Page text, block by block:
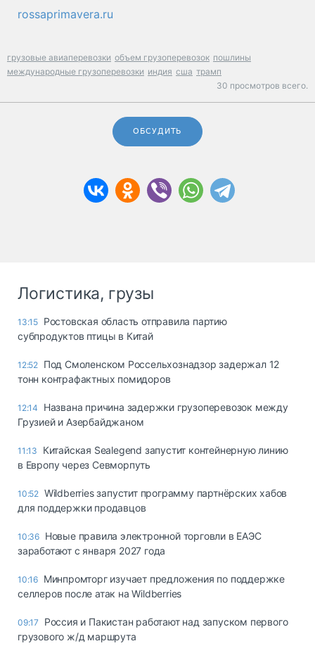
rossaprimavera.ru
грузовые авиаперевозки объем грузоперевозок пошлины
международные грузоперевозки индия сша трамп
30 просмотров всего.
ОБСУДИТЬ
Логистика, грузы
13:15 Ростовская область отправила партию
субпродуктов птицы в Китай
12:52 Под Смоленском Россельхознадзор задержал 12
тонн контрафактных помидоров
12:14
Названа причина задержки грузоперевозок между
Грузией и Азербайджаном
11:13
Китайская Sealegend запустит контейнерную линию
в Европу через Севморпуть
10:52 Wildberries запустит программу партнёрских хабов
для поддержки продавцов
10:36 Новые правила электронной торговли в ЕАЭС
заработают с января 2027 года
10:16 Минпромторг изучает предложения по поддержке
селлеров после атак на Wildberries
09:17
Россия и Пакистан работают над запуском первого
грузового ж/д маршрута